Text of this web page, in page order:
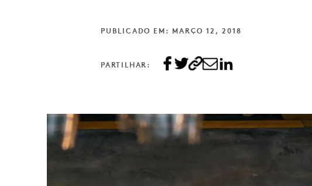
PUBLICADO EM: MARÇO 12, 2018
PARTILHAR: